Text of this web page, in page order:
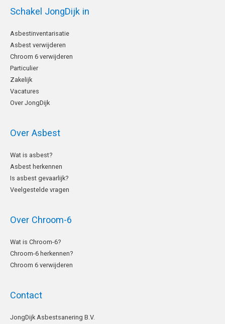
Schakel JongDijk in
Asbestinventarisatie
Asbest verwijderen
Chroom 6 verwijderen
Particulier
Zakelijk
Vacatures
Over JongDijk
Over Asbest
Wat is asbest?
Asbest herkennen
Is asbest gevaarlijk?
Veelgestelde vragen
Over Chroom-6
Wat is Chroom-6?
Chroom-6 herkennen?
Chroom 6 verwijderen
Contact
JongDijk Asbestsanering B.V.
LinkedIn